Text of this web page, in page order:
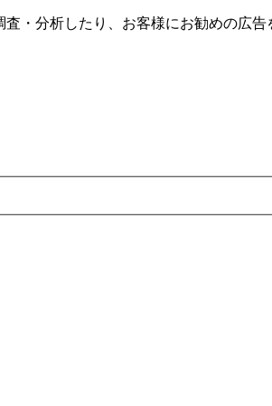
・分析したり、お客様にお勧めの広